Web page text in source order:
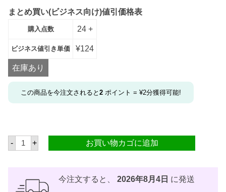
まとめ買い(ビジネス向け)値引価格表
購入点数 24 +
ビジネス値引き単価 ¥124
在庫あり
この商品を今注文されると 2 ポイント = ¥2分獲得可能!
- タ
ス
ツ
+ お買い物カゴに追加
今注文すると、 2026年8月4日 に発送